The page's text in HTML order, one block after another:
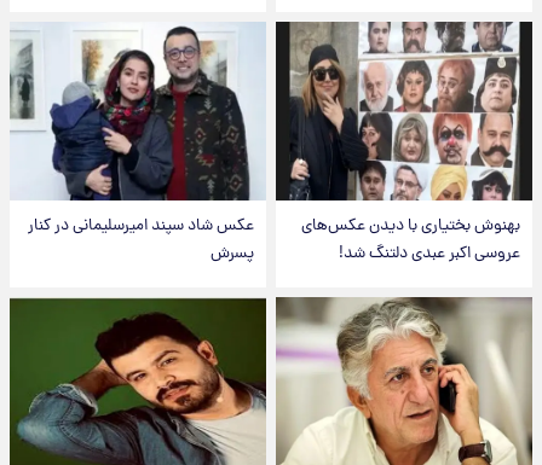
بهنوش بختیاری با دیدن عکس‌های
عروسی اکبر عبدی دلتنگ شد!
عکس شاد سپند امیرسلیمانی در کنار
پسرش